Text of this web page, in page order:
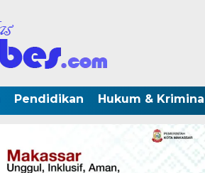
Pendidikan Hukum &